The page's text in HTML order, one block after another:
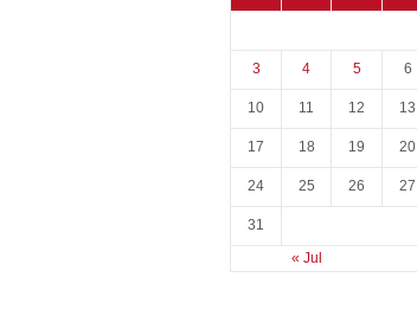
« Jul
3 4 5 6
10 11 12 13
17 18 19 20
24 25 26 27
31